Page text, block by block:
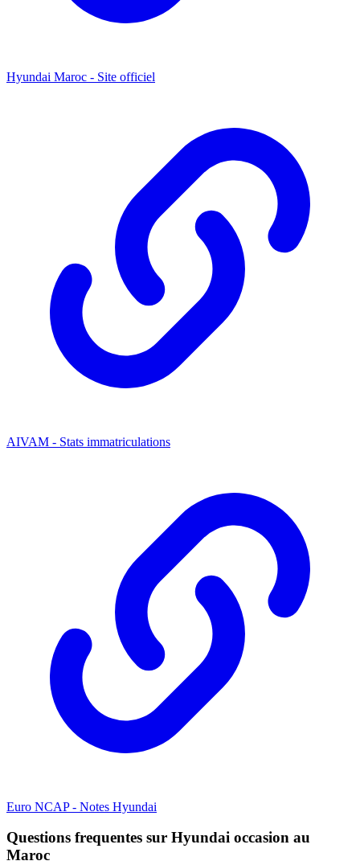
Hyundai Maroc - Site officiel
AIVAM - Stats immatriculations
Euro NCAP - Notes Hyundai
Questions frequentes sur Hyundai occasion au
Maroc